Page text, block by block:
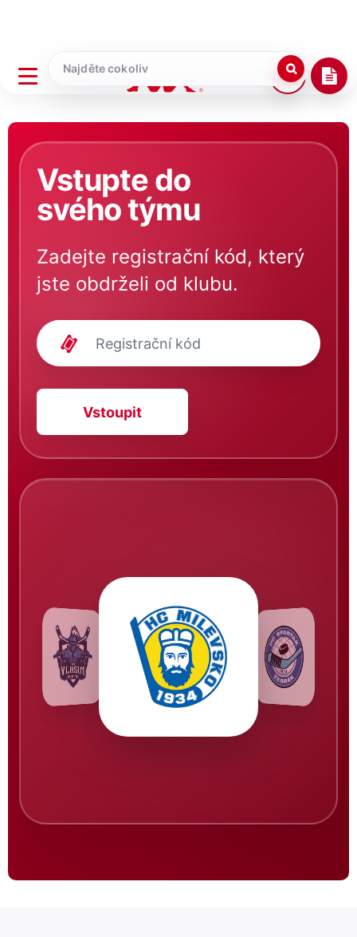
Vstupte do
svého týmu
Zadejte registrační kód, který
jste obdrželi od klubu.
Vstoupit